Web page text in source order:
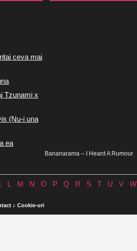
Bananarama – I Heard A Rumour
ceva mai
Tzunami x
(Nu-i una
ea
L M N O P Q R S T U V W
♪ Cookie-uri